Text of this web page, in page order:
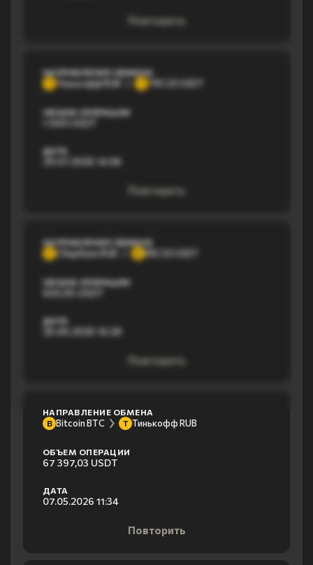
Повторить
НАПРАВЛЕНИЕ ОБМЕНА
Т
Тинькофф RUB
ОБЪЕМ ОПЕРАЦИИ
ДАТА
29.07.2026 14:06
Повторить
НАПРАВЛЕНИЕ ОБМЕНА
Сбербанк RUB ERC20 USDT
ОБЪЕМ ОПЕРАЦИИ
ДАТА
26.06.2026 16:28
Повторить
НАПРАВЛЕНИЕ ОБМЕНА
B Bitcoin BTC Т Тинькофф RUB
ОБЪЕМ ОПЕРАЦИИ
67 397,03 USDT
ДАТА
07.05.2026 11:34
Повторить